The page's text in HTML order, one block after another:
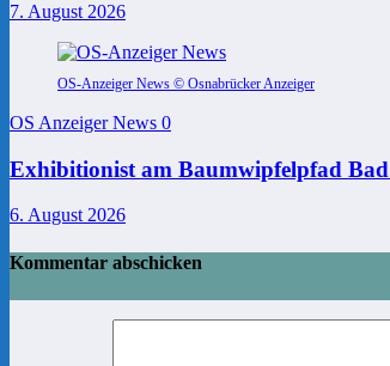
7. August 2026
OS-Anzeiger News © Osnabrücker Anzeiger
OS Anzeiger News 0
Exhibitionist am Baumwipfelpfad
6. August 2026
Kommentar abschicken